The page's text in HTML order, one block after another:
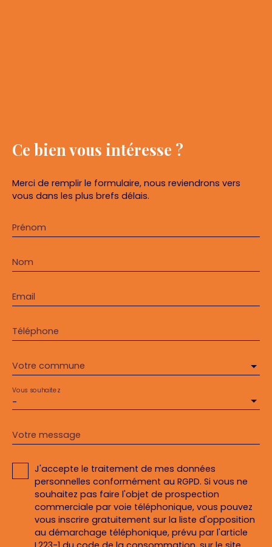
Ce bienvous intéresse ?
Merci de remplir le formulaire, nous reviendrons vers
vous dans les plus brefs délais.
Prénom
Nom
Email
Téléphone
Votre commune
-
Vous souhaitez
Votre message
J'accepte le traitement de mes données
personnelles conformément au RGPD. Si vous ne
souhaitez pas faire l'objet de prospection
commerciale par voie téléphonique, vous pouvez
vous inscrire gratuitement sur la liste d'opposition
au démarchage téléphonique, prévu par l'article